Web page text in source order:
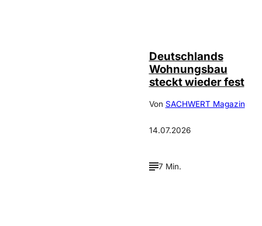
Deutschlands
Wohnungsbau
steckt wieder fest
Von SACHWERT Magazin
14.07.2026
7 Min.